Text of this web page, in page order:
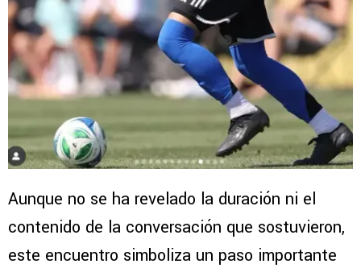
Aunque no se ha revelado la duración ni el
contenido de la conversación que sostuvieron,
este encuentro simboliza un paso importante